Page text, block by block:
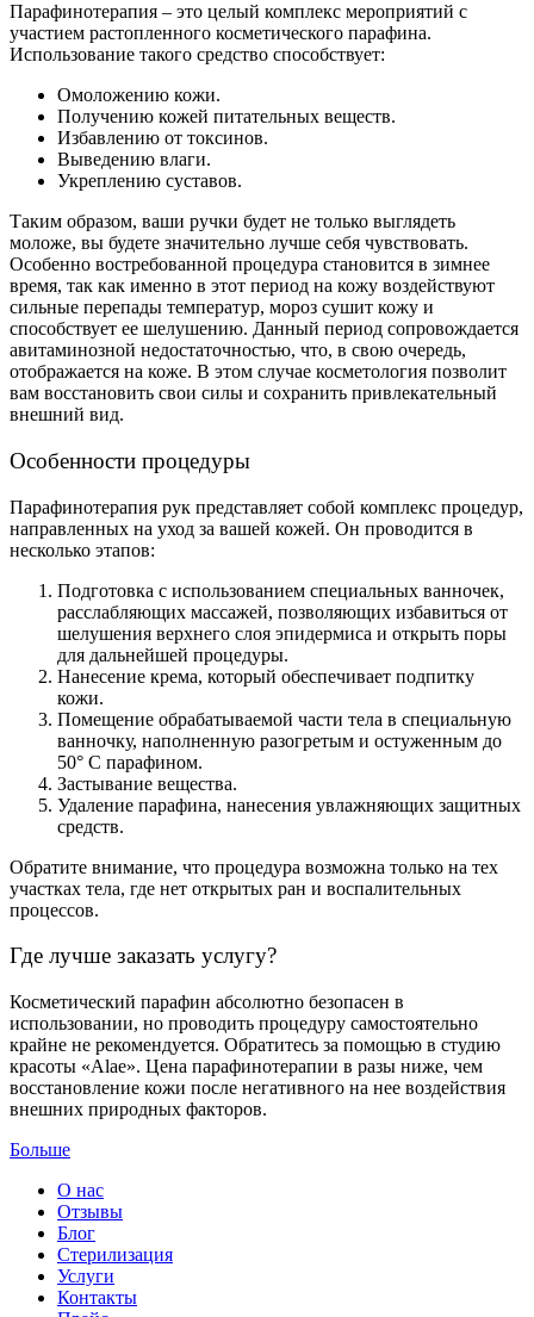
Парафинотерапия – это целый комплекс мероприятий с
участием растопленного косметического парафина.
Использование такого средство способствует:
Омоложению кожи.
Получению кожей питательных веществ.
Избавлению от токсинов.
Выведению влаги.
Укреплению суставов.
Таким образом, ваши ручки будет не только выглядеть
моложе, вы будете значительно лучше себя чувствовать.
Особенно востребованной процедура становится в зимнее
время, так как именно в этот период на кожу воздействуют
сильные перепады температур, мороз сушит кожу и
способствует ее шелушению. Данный период сопровождается
авитаминозной недостаточностью, что, в свою очередь,
отображается на коже. В этом случае косметология позволит
вам восстановить свои силы и сохранить привлекательный
внешний вид.
Особенности процедуры
Парафинотерапия рук представляет собой комплекс процедур,
направленных на уход за вашей кожей. Он проводится в
несколько этапов:
Подготовка с использованием специальных ванночек,
расслабляющих массажей, позволяющих избавиться от
шелушения верхнего слоя эпидермиса и открыть поры
для дальнейшей процедуры.
Нанесение крема, который обеспечивает подпитку
кожи.
Помещение обрабатываемой части тела в специальную
ванночку, наполненную разогретым и остуженным до
50° C парафином.
Застывание вещества.
Удаление парафина, нанесения увлажняющих защитных
средств.
Обратите внимание, что процедура возможна только на тех
участках тела, где нет открытых ран и воспалительных
процессов.
Где лучше заказать услугу?
Косметический парафин абсолютно безопасен в
использовании, но проводить процедуру самостоятельно
крайне не рекомендуется. Обратитесь за помощью в студию
красоты «Alae». Цена парафинотерапии в разы ниже, чем
восстановление кожи после негативного на нее воздействия
внешних природных факторов.
Больше
О нас
Отзывы
Блог
Стерилизация
Услуги
Контакты